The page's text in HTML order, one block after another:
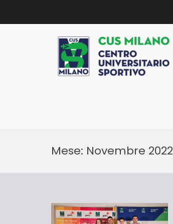
contenuto
Mese: Novembre 2022